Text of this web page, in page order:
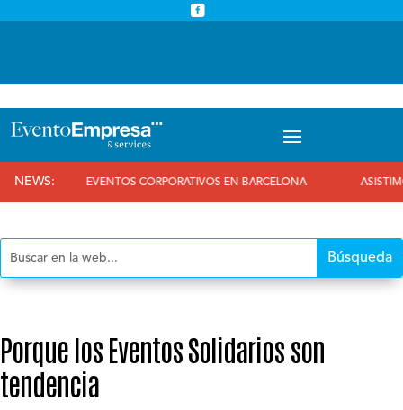

NEWS:EVENTOS CORPORATIVOS EN BARCELONA ASISTIMOS
Porque los Eventos Solidarios son
tendencia